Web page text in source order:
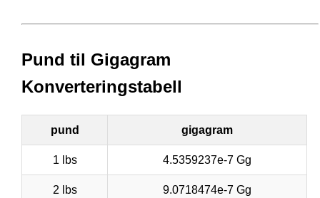
Pund til Gigagram
Konverteringstabell
pund gigagram
1 lbs 4.5359237e-7 Gg
2 lbs 9.0718474e-7 Gg